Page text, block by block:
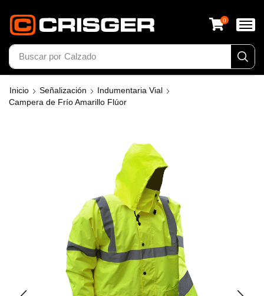
Buscar por Calzado
0
Inicio Señalización
Indumentaria Vial
Campera de Frío Amarillo Flúor